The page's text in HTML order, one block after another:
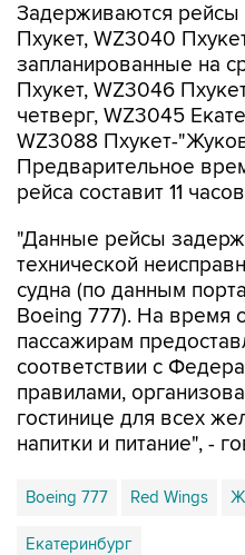
Задерживаются
Пхукет, WZ3040
запланированные на
Пхукет, WZ3046
четверг, WZ3045
WZ3088 Пхукет-
Предварительное
рейса составит 11
"Данные рейсы
технической
судна (по данным
Boeing 777). На время
пассажирам
соответствии с
правилами,
гостинице для всех
напитки и питание", -
Boeing 777 Red Wings
Екатеринбург